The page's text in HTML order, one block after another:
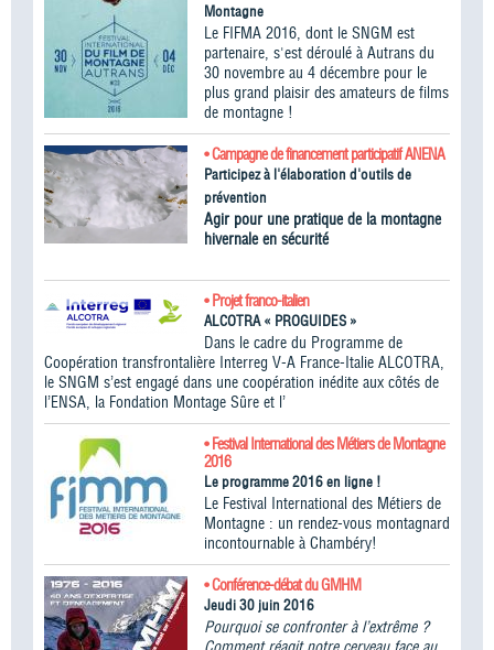
Montagne
Le FIFMA 2016, dont le SNGM est
partenaire, s'est déroulé à Autrans du
30 novembre au 4 décembre pour le
plus grand plaisir des amateurs de films
de montagne !
• Campagne de financement participatif ANENA
Participez à l'élaboration d'outils de
prévention
Agir pour une pratique de la montagne
hivernale en sécurité
• Projet franco-italien
ALCOTRA « PROGUIDES »
Dans le cadre du Programme de
Coopération transfrontalière Interreg V-A France-Italie ALCOTRA,
le SNGM s’est engagé dans une coopération inédite aux côtés de
l’ENSA, la Fondation Montage Sûre et l’
• Festival International des Métiers de Montagne
2016
Le programme 2016 en ligne !
Le Festival International des Métiers de
Montagne : un rendez-vous montagnard
incontournable à Chambéry!
• Conférence-débat du GMHM
Jeudi 30 juin 2016
Pourquoi se confronter à l’extrême ?